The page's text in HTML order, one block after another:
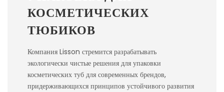
КОСМЕТИЧЕСКИХ
ТЮБИКОВ
Компания Lisson стремится разрабатывать
экологически чистые решения для упаковки
косметических туб для современных брендов,
придерживающихся принципов устойчивого развития